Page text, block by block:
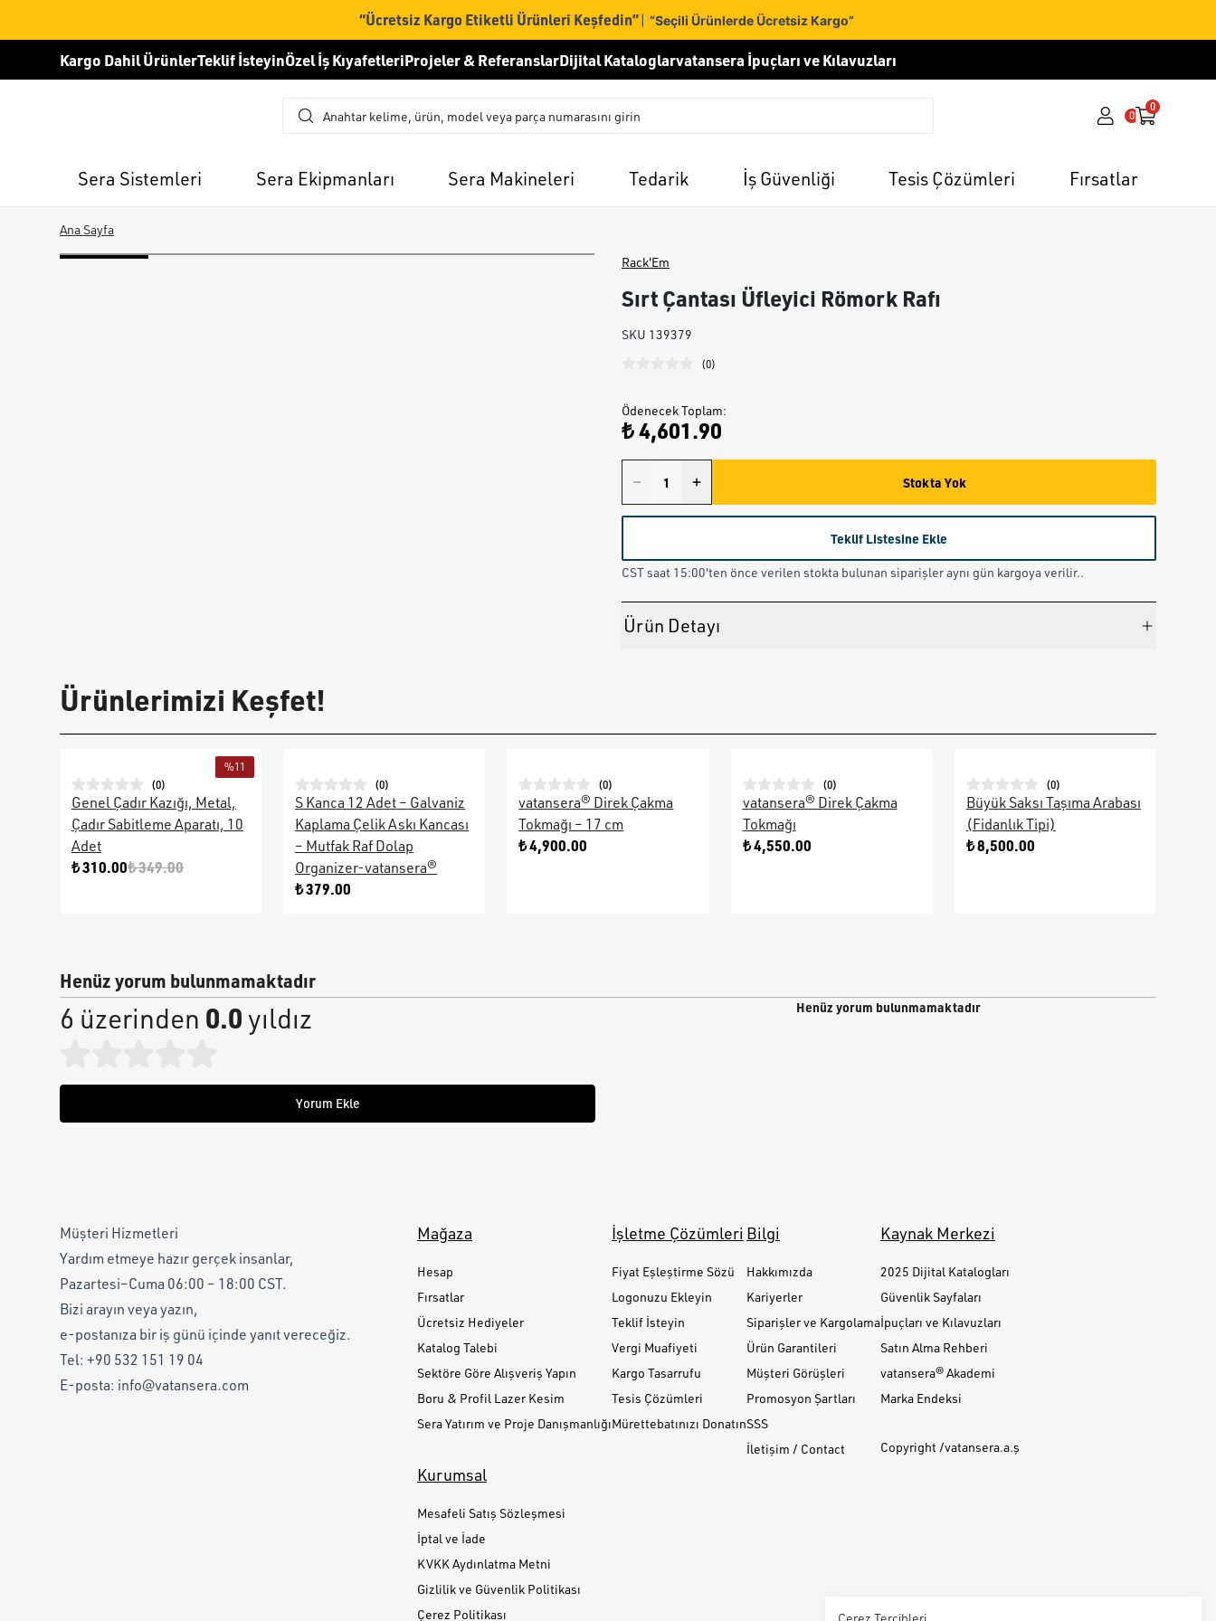
Çerez Tercihleri
“Ücretsiz Kargo Etiketli Ürünleri Keşfedin”| “Seçili Ürünlerde Ücretsiz Kargo”
Kargo Dahil ÜrünlerTeklif İsteyinÖzel İş KıyafetleriProjeler & ReferanslarDijital Kataloglarvatansera İpuçları ve Kılavuzları
0
0
Sera Sistemleri Sera Ekipmanları Sera Makineleri Tedarik İş Güvenliği Tesis Çözümleri Fırsatlar
Ana Sayfa
Rack'Em
Sırt Çantası Üfleyici Römork Rafı
SKU 139379
(0)
Ödenecek Toplam:
₺ 4,601.90
Stokta Yok
Teklif Listesine Ekle
CST saat 15:00'ten önce verilen stokta bulunan siparişler aynı gün kargoya verilir..
Ürün Detayı
Ürünlerimizi Keşfet!
%11
(0)
Genel Çadır Kazığı, Metal,
Çadır Sabitleme Aparatı, 10
Adet
₺ 310.00₺ 349.00
(0)
S Kanca 12 Adet – Galvaniz
Kaplama Çelik Askı Kancası
– Mutfak Raf Dolap
Organizer-vatansera®
₺ 379.00
(0)
vatansera® Direk Çakma
Tokmağı – 17 cm
₺ 4,900.00
(0)
vatansera® Direk Çakma
Tokmağı
₺ 4,550.00
(0)
Büyük Saksı Taşıma Arabası
(Fidanlık Tipi)
₺ 8,500.00
Henüz yorum bulunmamaktadır
6 üzerinden 0.0yıldız
Yorum Ekle
Henüz yorum bulunmamaktadır
Müşteri Hizmetleri
Yardım etmeye hazır gerçek insanlar,
Pazartesi–Cuma 06:00 – 18:00 CST.
Bizi arayın veya yazın,
e-postanıza bir iş günü içinde yanıt vereceğiz.
Tel: +90 532 151 19 04
E-posta: info@vatansera.com
Mağaza
Hesap
Fırsatlar
Ücretsiz Hediyeler
Katalog Talebi
Sektöre Göre Alışveriş Yapın
Boru & Profil Lazer Kesim
Sera Yatırım ve Proje Danışmanlığı
İşletme Çözümleri
Fiyat Eşleştirme Sözü
Logonuzu Ekleyin
Teklif İsteyin
Vergi Muafiyeti
Kargo Tasarrufu
Tesis Çözümleri
Mürettebatınızı Donatın
Bilgi
Hakkımızda
Kariyerler
Siparişler ve Kargolama
Ürün Garantileri
Müşteri Görüşleri
Promosyon Şartları
SSS
İletişim / Contact
Kaynak Merkezi
2025 Dijital Katalogları
Güvenlik Sayfaları
İpuçları ve Kılavuzları
Satın Alma Rehberi
vatansera® Akademi
Marka Endeksi
Copyright /vatansera.a.ş
Kurumsal
Mesafeli Satış Sözleşmesi
İptal ve İade
KVKK Aydınlatma Metni
Gizlilik ve Güvenlik Politikası
Çerez Politikası